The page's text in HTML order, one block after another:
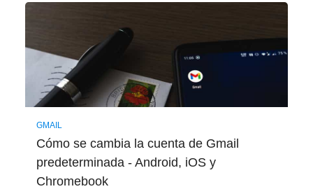
GMAIL
Cómo se cambia la cuenta de Gmail
predeterminada - Android, iOS y
Chromebook